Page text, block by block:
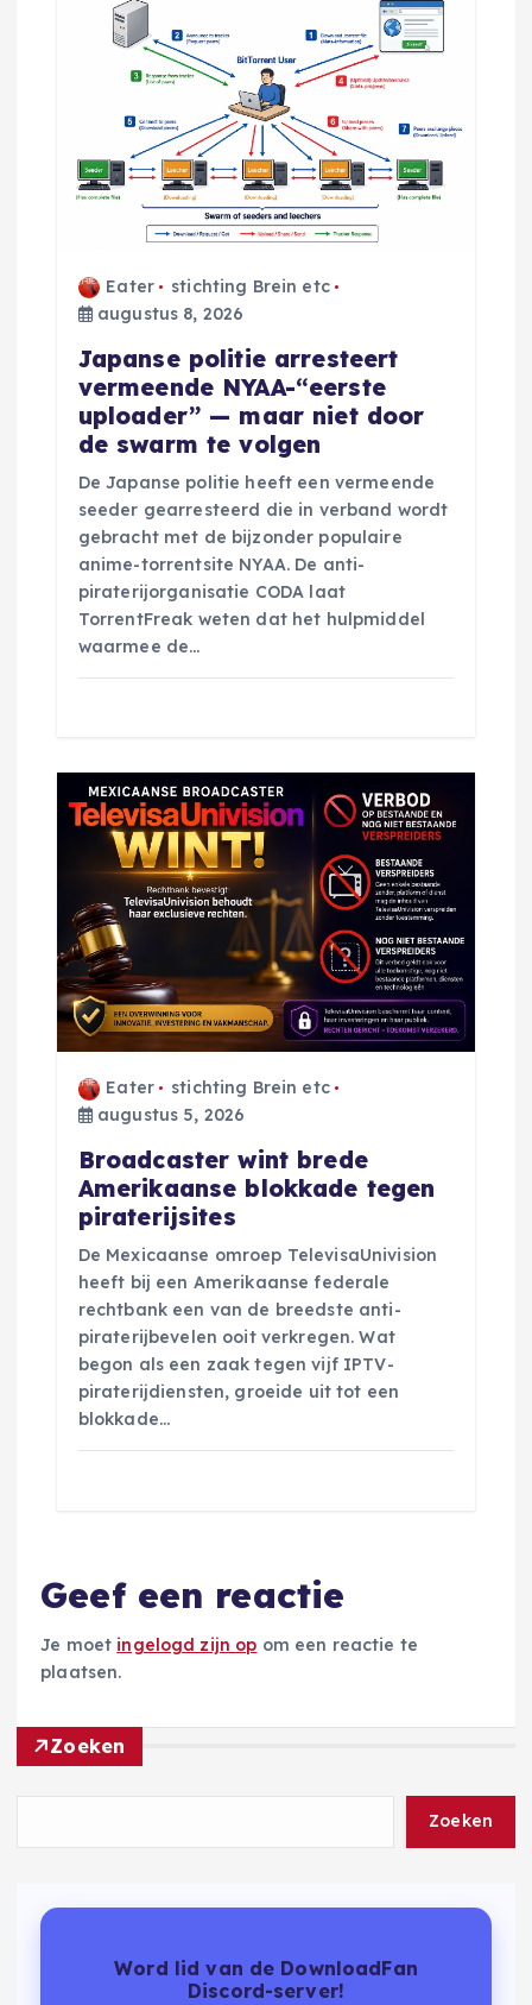
Eater
stichting Brein etc
augustus 8, 2026
Japanse politie arresteert
vermeende NYAA-“eerste
uploader” — maar niet door
de swarm te volgen
De Japanse politie heeft een vermeende
seeder gearresteerd die in verband wordt
gebracht met de bijzonder populaire
anime-torrentsite NYAA. De anti-
piraterijorganisatie CODA laat
TorrentFreak weten dat het hulpmiddel
waarmee de…
Eater
stichting Brein etc
augustus 5, 2026
Broadcaster wint brede
Amerikaanse blokkade tegen
piraterijsites
De Mexicaanse omroep TelevisaUnivision
heeft bij een Amerikaanse federale
rechtbank een van de breedste anti-
piraterijbevelen ooit verkregen. Wat
begon als een zaak tegen vijf IPTV-
piraterijdiensten, groeide uit tot een
blokkade…
Geef een reactie
Je moet ingelogd zijn op om een reactie te
plaatsen.
Zoeken
Zoeken
Word lid van de DownloadFan
Discord-server!